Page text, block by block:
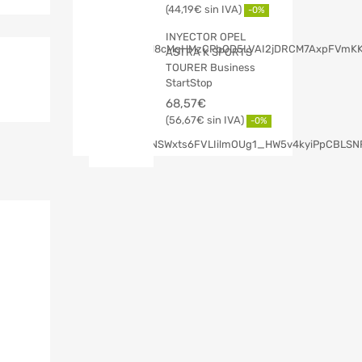
44,19€ -0%
INYECTOR OPEL
ASTRA K SPORTS
TOURER Business
StartStop
68,57€
56,67€ -0%